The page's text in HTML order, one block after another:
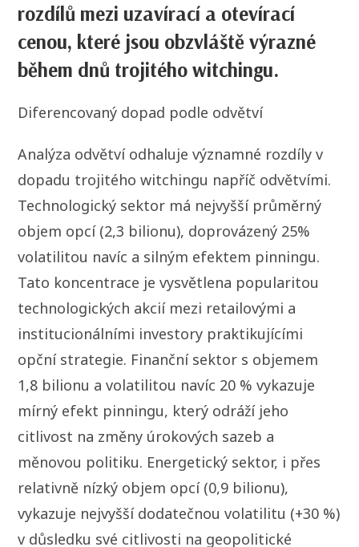
rozdílů mezi uzavírací a otevírací
cenou, které jsou obzvláště výrazné
během dnů trojitého witchingu.
Diferencovaný dopad podle odvětví
Analýza odvětví odhaluje významné rozdíly v
dopadu trojitého witchingu napříč odvětvími.
Technologický sektor má nejvyšší průměrný
objem opcí (2,3 bilionu), doprovázený 25%
volatilitou navíc a silným efektem pinningu.
Tato koncentrace je vysvětlena popularitou
technologických akcií mezi retailovými a
institucionálními investory praktikujícími
opční strategie. Finanční sektor s objemem
1,8 bilionu a volatilitou navíc 20 % vykazuje
mírný efekt pinningu, který odráží jeho
citlivost na změny úrokových sazeb a
měnovou politiku. Energetický sektor, i přes
relativně nízký objem opcí (0,9 bilionu),
vykazuje nejvyšší dodatečnou volatilitu (+30 %)
v důsledku své citlivosti na geopolitické